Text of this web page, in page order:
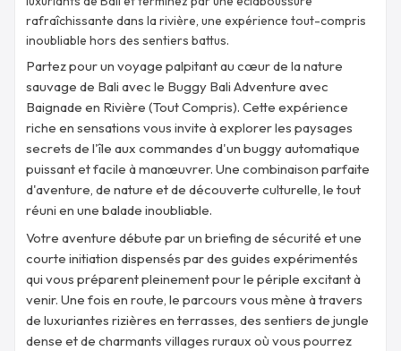
rafraîchissante dans la rivière, une expérience tout-compris
inoubliable hors des sentiers battus.
Partez pour un voyage palpitant au cœur de la nature
sauvage de Bali avec le Buggy Bali Adventure avec
Baignade en Rivière (Tout Compris). Cette expérience
riche en sensations vous invite à explorer les paysages
secrets de l'île aux commandes d'un buggy automatique
puissant et facile à manœuvrer. Une combinaison parfaite
d'aventure, de nature et de découverte culturelle, le tout
réuni en une balade inoubliable.
Votre aventure débute par un briefing de sécurité et une
courte initiation dispensés par des guides expérimentés
qui vous préparent pleinement pour le périple excitant à
venir. Une fois en route, le parcours vous mène à travers
de luxuriantes rizières en terrasses, des sentiers de jungle
dense et de charmants villages ruraux où vous pourrez